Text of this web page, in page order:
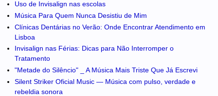
Uso de Invisalign nas escolas
Música Para Quem Nunca Desistiu de Mim
Clínicas Dentárias no Verão: Onde Encontrar Atendimento em
Lisboa
Invisalign nas Férias: Dicas para Não Interromper o
Tratamento
"Metade do Silêncio" _ A Música Mais Triste Que Já Escrevi
Silent Striker Oficial Music — Música com pulso, verdade e
rebeldia sonora